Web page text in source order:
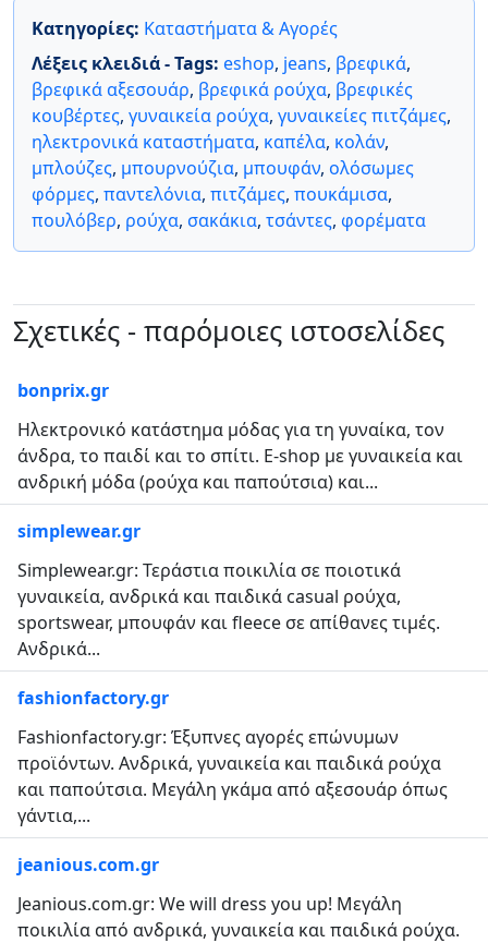
Κατηγορίες: Καταστήματα & Αγορές
Λέξεις κλειδιά - Tags: eshop, jeans, βρεφικά,
βρεφικά αξεσουάρ, βρεφικά ρούχα, βρεφικές
κουβέρτες, γυναικεία ρούχα, γυναικείες πιτζάμες,
ηλεκτρονικά καταστήματα, καπέλα, κολάν,
μπλούζες, μπουρνούζια, μπουφάν, ολόσωμες
φόρμες, παντελόνια, πιτζάμες, πουκάμισα,
πουλόβερ, ρούχα, σακάκια, τσάντες, φορέματα
Σχετικές - παρόμοιες ιστοσελίδες
bonprix.gr
Ηλεκτρονικό κατάστημα μόδας για τη γυναίκα, τον
άνδρα, το παιδί και το σπίτι. E-shop με γυναικεία και
ανδρική μόδα (ρούχα και παπούτσια) και...
simplewear.gr
Simplewear.gr: Τεράστια ποικιλία σε ποιοτικά
γυναικεία, ανδρικά και παιδικά casual ρούχα,
sportswear, μπουφάν και fleece σε απίθανες τιμές.
Ανδρικά...
fashionfactory.gr
Fashionfactory.gr: Έξυπνες αγορές επώνυμων
προϊόντων. Ανδρικά, γυναικεία και παιδικά ρούχα
και παπούτσια. Μεγάλη γκάμα από αξεσουάρ όπως
γάντια,...
jeanious.com.gr
Jeanious.com.gr: We will dress you up! Μεγάλη
ποικιλία από ανδρικά, γυναικεία και παιδικά ρούχα.